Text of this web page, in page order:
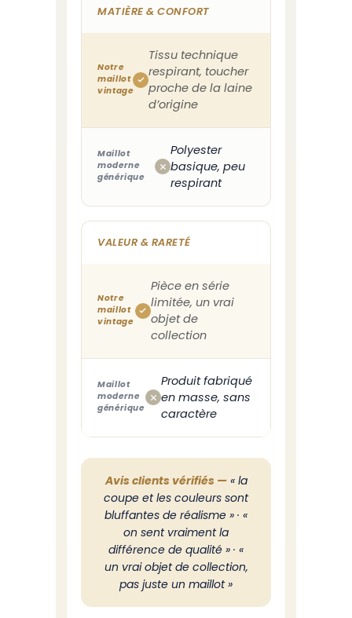
MATIÈRE & CONFORT
Notre
maillot
vintage
Tissu technique
respirant, toucher
proche de la laine
d’origine
Maillot
moderne
générique
Polyester
basique, peu
respirant
VALEUR & RARETÉ
Notre
maillot
vintage
Pièce en série
limitée, un vrai
objet de
collection
Maillot
moderne
générique
Produit fabriqué
en masse, sans
caractère
Avis clients vérifiés —« la
coupe et les couleurs sont
bluffantes de réalisme » · «
on sent vraiment la
différence de qualité » · «
un vrai objet de collection,
pas juste un maillot »